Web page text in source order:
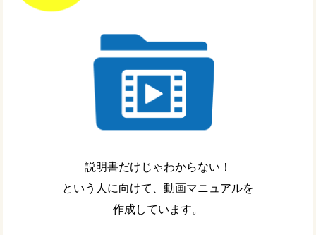
説明書だけじゃわからない！
という人に向けて、動画マニュアルを
作成しています。